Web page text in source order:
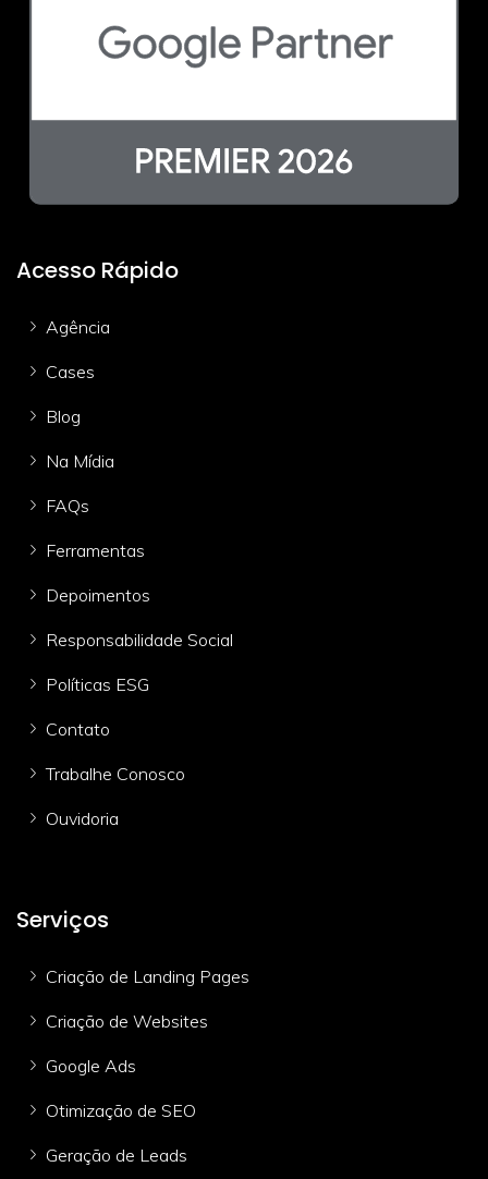
Acesso Rápido
Agência
Cases
Blog
Na Mídia
FAQs
Ferramentas
Depoimentos
Responsabilidade Social
Políticas ESG
Contato
Trabalhe Conosco
Ouvidoria
Serviços
Criação de Landing Pages
Criação de Websites
Google Ads
Otimização de SEO
Geração de Leads